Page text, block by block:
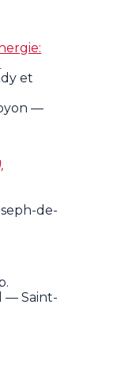
et
—
de-
— Saint-